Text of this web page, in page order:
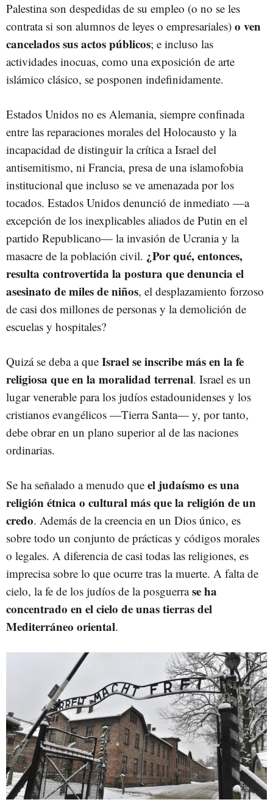
Palestina son despedidas de su empleo (o no se les
contrata si son alumnos de leyes o empresariales) o ven
cancelados sus actos públicos; e incluso las
actividades inocuas, como una exposición de arte
islámico clásico, se posponen indefinidamente.
Estados Unidos no es Alemania, siempre confinada
entre las reparaciones morales del Holocausto y la
incapacidad de distinguir la crítica a Israel del
antisemitismo, ni Francia, presa de una islamofobia
institucional que incluso se ve amenazada por los
tocados. Estados Unidos denunció de inmediato —a
excepción de los inexplicables aliados de Putin en el
partido Republicano— la invasión de Ucrania y la
masacre de la población civil. ¿Por qué, entonces,
resulta controvertida la postura que denuncia el
asesinato de miles de niños, el desplazamiento forzoso
de casi dos millones de personas y la demolición de
escuelas y hospitales?
Quizá se deba a que Israel se inscribe más en la fe
religiosa que en la moralidad terrenal. Israel es un
lugar venerable para los judíos estadounidenses y los
cristianos evangélicos —Tierra Santa— y, por tanto,
debe obrar en un plano superior al de las naciones
ordinarias.
Se ha señalado a menudo que el judaísmo es una
religión étnica o cultural más que la religión de un
credo. Además de la creencia en un Dios único, es
sobre todo un conjunto de prácticas y códigos morales
o legales. A diferencia de casi todas las religiones, es
imprecisa sobre lo que ocurre tras la muerte. A falta de
cielo, la fe de los judíos de la posguerrase ha
concentrado en el cielo de unas tierras del
Mediterráneo oriental.